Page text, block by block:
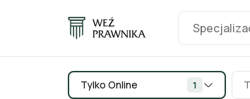
Tylko Online 1